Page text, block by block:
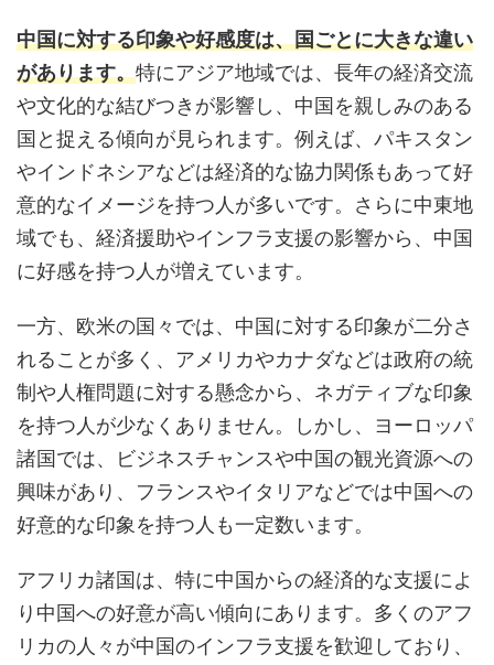
中国に対する印象や好感度は、国ごとに大きな違い
があります。特にアジア地域では、長年の経済交流
や文化的な結びつきが影響し、中国を親しみのある
国と捉える傾向が見られます。例えば、パキスタン
やインドネシアなどは経済的な協力関係もあって好
意的なイメージを持つ人が多いです。さらに中東地
域でも、経済援助やインフラ支援の影響から、中国
に好感を持つ人が増えています。
一方、欧米の国々では、中国に対する印象が二分さ
れることが多く、アメリカやカナダなどは政府の統
制や人権問題に対する懸念から、ネガティブな印象
を持つ人が少なくありません。しかし、ヨーロッパ
諸国では、ビジネスチャンスや中国の観光資源への
興味があり、フランスやイタリアなどでは中国への
好意的な印象を持つ人も一定数います。
アフリカ諸国は、特に中国からの経済的な支援によ
り中国への好意が高い傾向にあります。多くのアフ
リカの人々が中国のインフラ支援を歓迎しており、